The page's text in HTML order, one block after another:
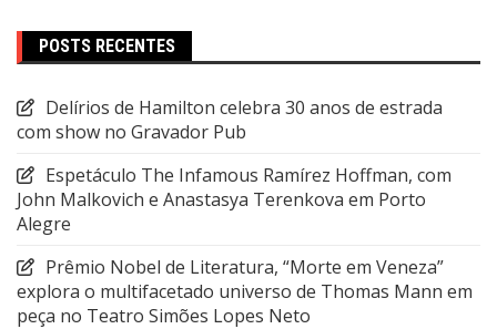
POSTS RECENTES
Delírios de Hamilton celebra 30 anos de estrada
com show no Gravador Pub
Espetáculo The Infamous Ramírez Hoffman, com
John Malkovich e Anastasya Terenkova em Porto
Alegre
Prêmio Nobel de Literatura, “Morte em Veneza”
explora o multifacetado universo de Thomas Mann em
peça no Teatro Simões Lopes Neto